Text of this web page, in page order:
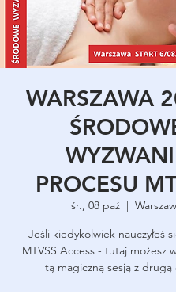
WARSZAWA
PROCESU
śr., 08 paź
  |
Jeśli kiedykolwiek nauczyłeś
MTVSS Access - tutaj możesz
tą magiczną sesją z drugą